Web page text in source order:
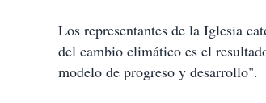
Los representantes de la Iglesia
del cambio climático es el
modelo de progreso y desarrollo".